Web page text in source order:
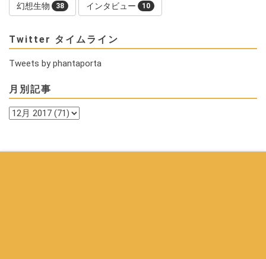
幻想生物 38 インタビュー 10
Twitter タイムライン
Tweets by phantaporta
月別記事